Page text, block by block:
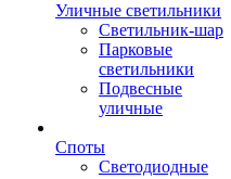
Уличные светильники
Светильник-шар
Парковые
светильники
Подвесные
уличные
Споты
Светодиодные